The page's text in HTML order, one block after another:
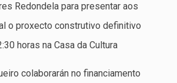
Redondela para presentar aos
o proxecto construtivo definitivo
horas na Casa da Cultura
colaborarán no financiamento